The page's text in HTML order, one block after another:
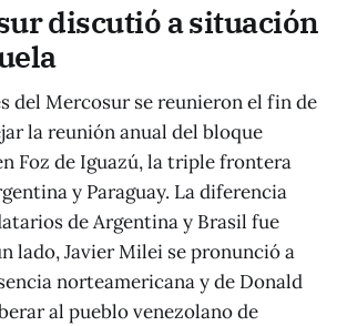
discutió a situación
del Mercosur se reunieron el fin de
la reunión anual del bloque
Foz de Iguazú, la triple frontera
y Paraguay. La diferencia
de Argentina y Brasil fue
lado, Javier Milei se pronunció a
norteamericana y de Donald
al pueblo venezolano de